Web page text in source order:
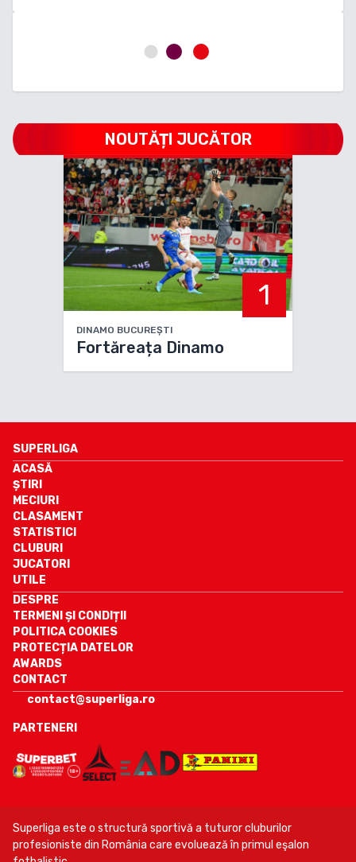
NOUTĂȚI JUCĂTOR
1
DINAMO BUCUREȘTI
Fortăreața Dinamo
SUPERLIGA
ACASĂ
ȘTIRI
MECIURI
CLASAMENT
STATISTICI
CLUBURI
JUCATORI
UTILE
DESPRE
TERMENI ȘI CONDIȚII
POLITICA COOKIES
PROTECȚIA DATELOR
AWARDS
CONTACT
contact@superliga.ro
PARTENERI
Superliga este o structură sportivă a tuturor cluburilor
profesioniste din România care evoluează în primul eşalon